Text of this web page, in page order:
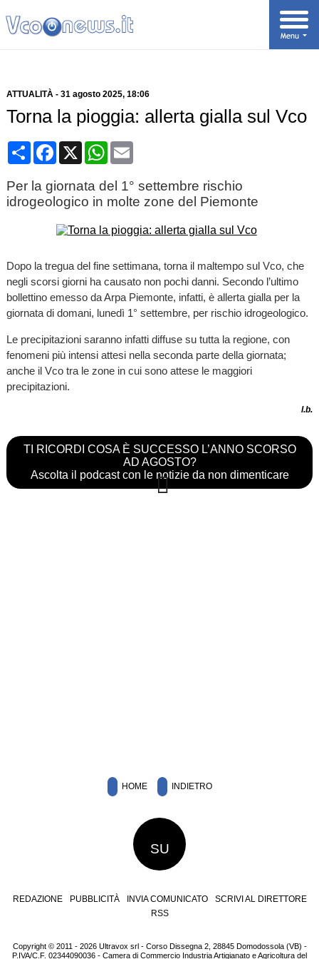
ATTUALITÀ- 31 agosto 2025, 18:06
Torna la pioggia: allerta gialla sul Vco
CondividiFacebook
X WhatsApp
Email
Per la giornata del 1° settembre rischio
idrogeologico in molte zone del Piemonte
Dopo la tregua del fine settimana, torna il maltempo sul Vco, che
negli scorsi giorni ha causato non pochi danni. Secondo l’ultimo
bollettino emesso da Arpa Piemonte, infatti, è allerta gialla per la
giornata di domani, lunedì 1° settembre, per rischio idrogeologico.
Le precipitazioni saranno infatti diffuse su tutta la regione, con
fenomeni più intensi attesi nella seconda parte della giornata;
anche il Vco tra le zone in cui sono attese le maggiori
precipitazioni.
l.b.
TI RICORDI COSA È SUCCESSO L’ANNO SCORSO
AD AGOSTO?
Ascolta il podcast con le notizie da non dimenticare
HOME INDIETRO
SU
REDAZIONE PUBBLICITÀ INVIA COMUNICATO
SCRIVI AL DIRETTORE
RSS
Copyright © 2011 - 2026 Ultravox srl - Corso Dissegna 2, 28845 Domodossola (VB) -
P.IVA/C.F. 02344090036 - Camera di Commercio Industria Artigianato e Agricoltura del